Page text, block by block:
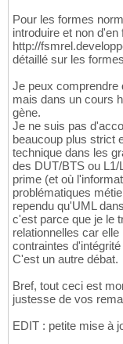
Pour les formes
introduire et non
http://
détaillé sur les
Je peux comprendre
mais dans un cours
gène.
Je ne suis pas
beaucoup plus strict
technique dans les
des DUT/BTS ou
prime (et où
problématiques
rependu qu'UML
c'est parce que je le
relationnelles car
contraintes
C'est un autre débat.
Bref, tout ceci est
justesse de vos
EDIT : petite mise à